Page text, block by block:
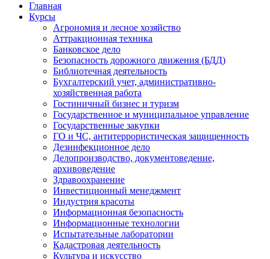
Главная
Курсы
Агрономия и лесное хозяйство
Аттракционная техника
Банковское дело
Безопасность дорожного движения (БДД)
Библиотечная деятельность
Бухгалтерский учет, административно-
хозяйственная работа
Гостиничный бизнес и туризм
Государственное и муниципальное управление
Государственные закупки
ГО и ЧС, антитеррористическая защищенность
Дезинфекционное дело
Делопроизводство, документоведение,
архивоведение
Здравоохранение
Инвестиционный менеджмент
Индустрия красоты
Информационная безопасность
Информационные технологии
Испытательные лаборатории
Кадастровая деятельность
Культура и искусство